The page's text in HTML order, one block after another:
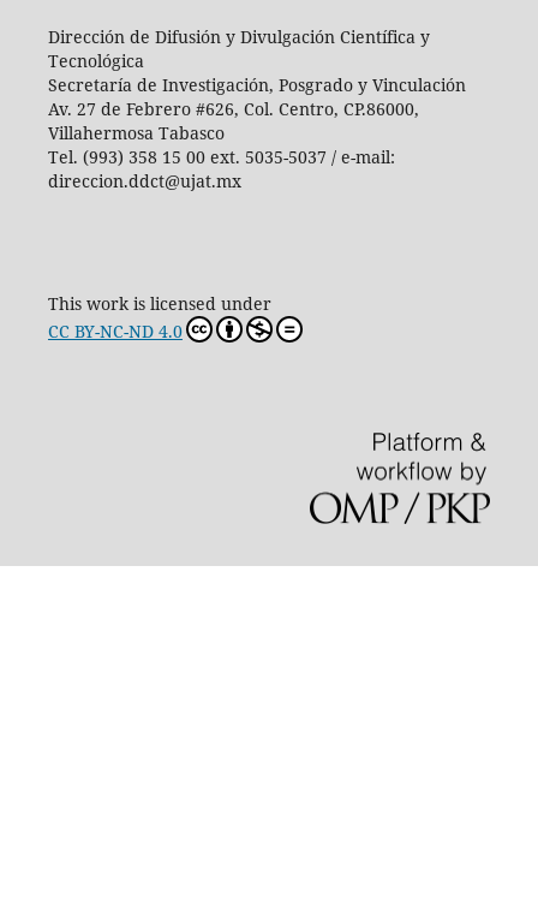
Dirección de Difusión y Divulgación Científica y
Tecnológica
Secretaría de Investigación, Posgrado y Vinculación
Av. 27 de Febrero #626, Col. Centro, CP.86000,
Villahermosa Tabasco
Tel. (993) 358 15 00 ext. 5035-5037 / e-mail:
direccion.ddct@ujat.mx
This work is licensed under
CC BY-NC-ND 4.0